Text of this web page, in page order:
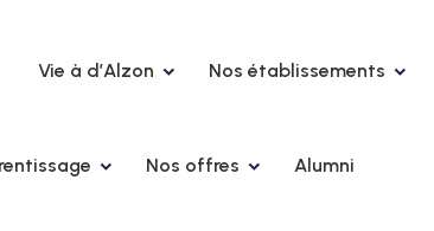
Vie à d’Alzon Nos établissements
Nos offres Alumni